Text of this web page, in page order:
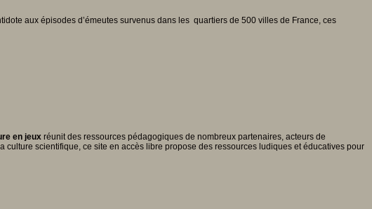
aux épisodes d’émeutes survenus dans les quartiers de 500 villes de France, ces
en jeux réunit des ressources pédagogiques de nombreux partenaires, acteurs de
culture scientifique, ce site en accès libre propose des ressources ludiques et éducatives pour